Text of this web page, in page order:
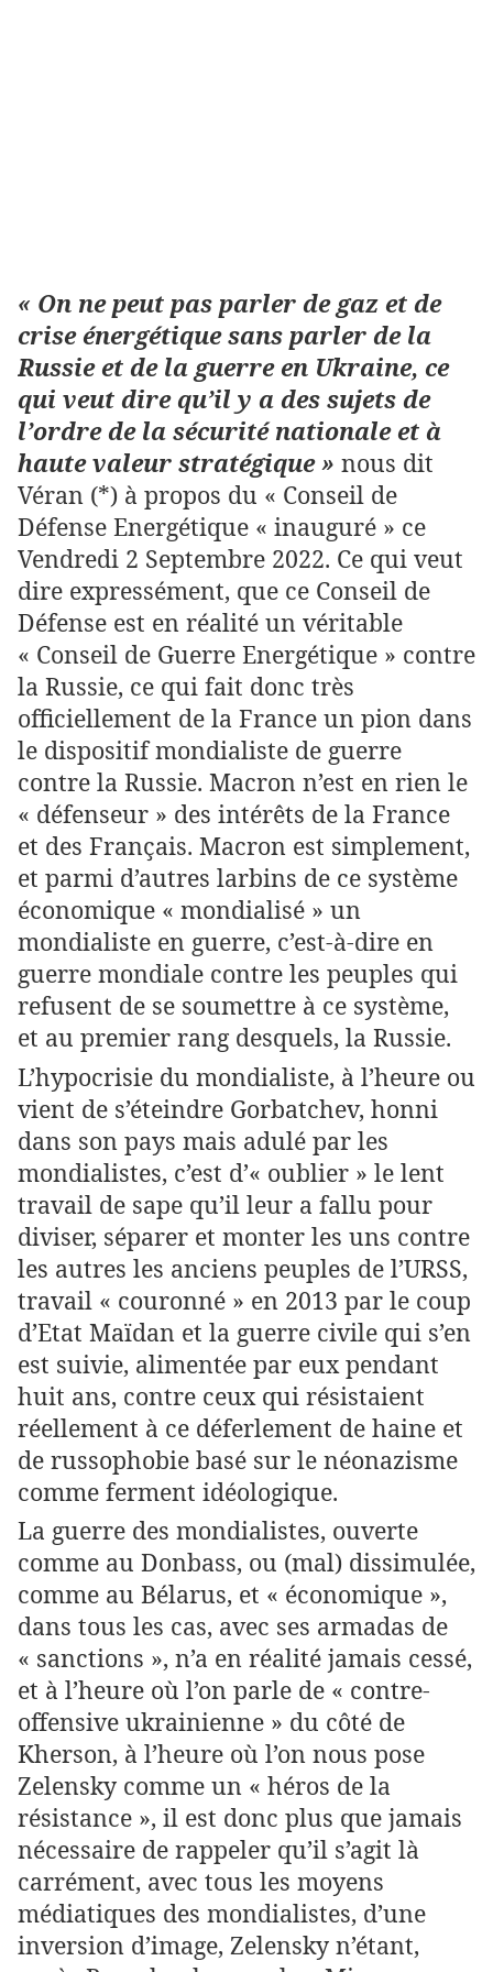
« On ne peut pas parler de gaz et de
crise énergétique sans parler de la
Russie et de la guerre en Ukraine, ce
qui veut dire qu’il y a des sujets de
l’ordre de la sécurité nationale et à
haute valeur stratégique » nous dit
Véran (*) à propos du « Conseil de
Défense Energétique « inauguré » ce
Vendredi 2 Septembre 2022. Ce qui veut
dire expressément, que ce Conseil de
Défense est en réalité un véritable
« Conseil de Guerre Energétique » contre
la Russie, ce qui fait donc très
officiellement de la France un pion dans
le dispositif mondialiste de guerre
contre la Russie. Macron n’est en rien le
« défenseur » des intérêts de la France
et des Français. Macron est simplement,
et parmi d’autres larbins de ce système
économique « mondialisé » un
mondialiste en guerre, c’est-à-dire en
guerre mondiale contre les peuples qui
refusent de se soumettre à ce système,
et au premier rang desquels, la Russie.
L’hypocrisie du mondialiste, à l’heure ou
vient de s’éteindre Gorbatchev, honni
dans son pays mais adulé par les
mondialistes, c’est d’« oublier » le lent
travail de sape qu’il leur a fallu pour
diviser, séparer et monter les uns contre
les autres les anciens peuples de l’URSS,
travail « couronné » en 2013 par le coup
d’Etat Maïdan et la guerre civile qui s’en
est suivie, alimentée par eux pendant
huit ans, contre ceux qui résistaient
réellement à ce déferlement de haine et
de russophobie basé sur le néonazisme
comme ferment idéologique.
La guerre des mondialistes, ouverte
comme au Donbass, ou (mal) dissimulée,
comme au Bélarus, et « économique »,
dans tous les cas, avec ses armadas de
« sanctions », n’a en réalité jamais cessé,
et à l’heure où l’on parle de « contre-
offensive ukrainienne » du côté de
Kherson, à l’heure où l’on nous pose
Zelensky comme un « héros de la
résistance », il est donc plus que jamais
nécessaire de rappeler qu’il s’agit là
carrément, avec tous les moyens
médiatiques des mondialistes, d’une
inversion d’image, Zelensky n’étant,